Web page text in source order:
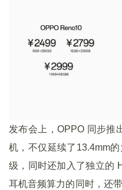
发布会上，OPPO 同步推
机，不仅延续了13.4mm
级，同时还加入了独立的
耳机音频算力的同时，还